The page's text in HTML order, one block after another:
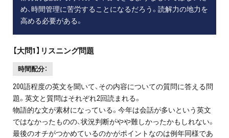
め、時間管理に苦労することになるだろう。読解力の地力を
高める必要がある。
【大問1】リスニング問題
時間配分：
200語程度の英文を聞いて、その内容についての質問に答える問
題。英文と質問はそれぞれ2回読まれる。
物語的な文が素材になっている。今年は会話が多いという英文
ではなかったものの、状況判断がやや難しかったかもしれない。
最後のオチがつかめているのかがポイントなのは例年同様であ